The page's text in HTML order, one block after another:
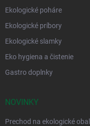
Ekologické poháre
Ekologické príbory
Ekologické slamky
Eko hygiena a čistenie
Gastro doplnky
NOVINKY
Prechod na ekologické